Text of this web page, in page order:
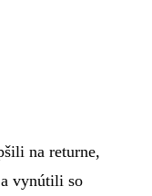
na returne,
vynútili so